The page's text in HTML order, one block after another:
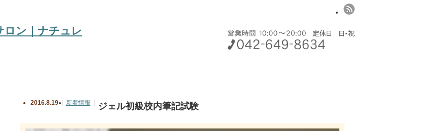
2016.8.19 新着情報 ジェル初級校内筆記試験